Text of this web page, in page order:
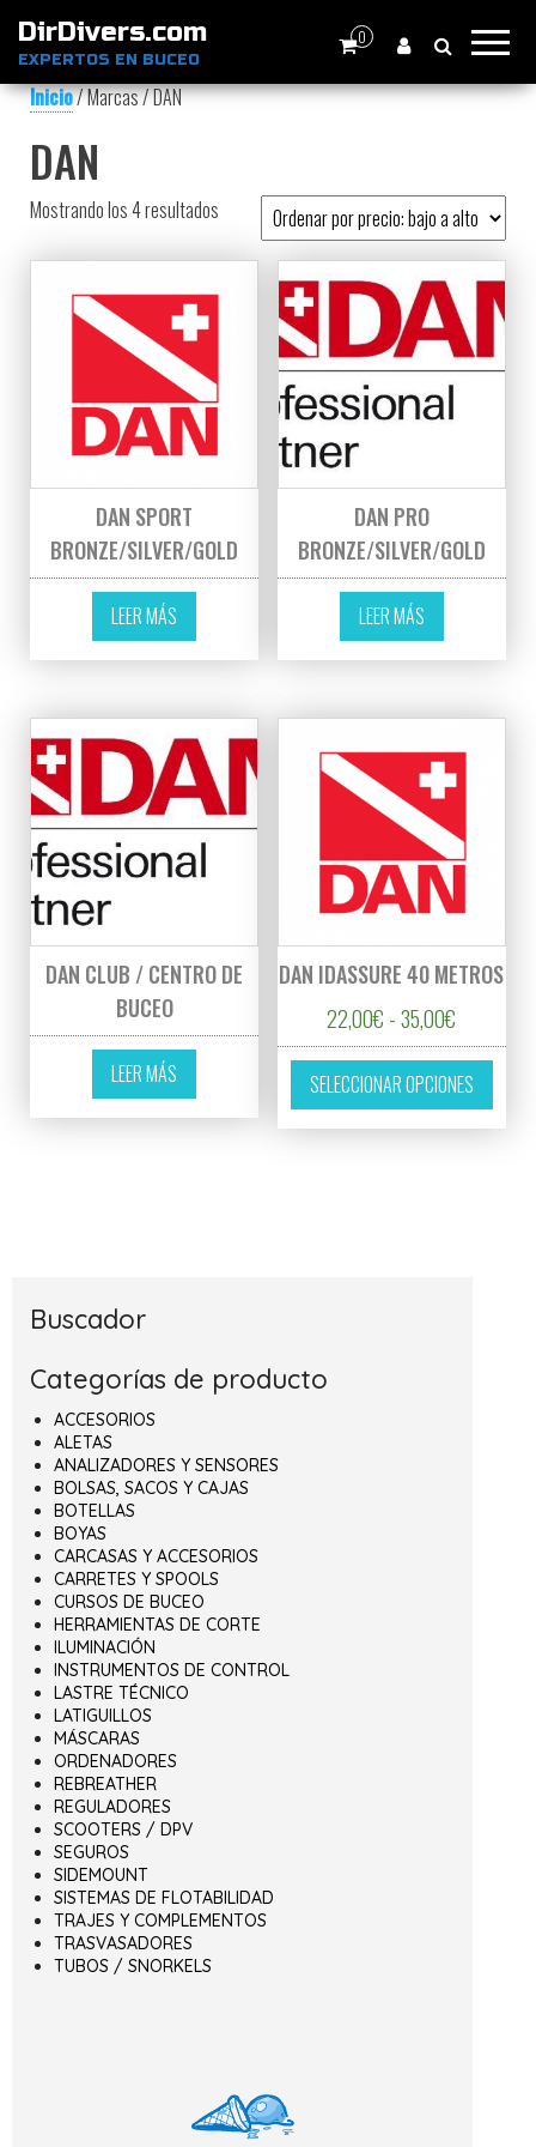
DirDivers.com
EXPERTOS EN BUCEO
0
Inicio/ Marcas / DAN
DAN
Mostrando los 4 resultados Ordenado por precio: bajo a alto
DAN SPORT
BRONZE/SILVER/GOLD
LEER MÁS
DAN PRO
BRONZE/SILVER/GOLD
LEER MÁS
DAN CLUB / CENTRO DE
BUCEO
LEER MÁS
DAN IDASSURE 40 METROS
22,00€ - 35,00€
SELECCIONAR OPCIONES
Este
Buscador
Categorías de producto
ACCESORIOS
ALETAS
ANALIZADORES Y SENSORES
BOLSAS, SACOS Y CAJAS
BOTELLAS
BOYAS
CARCASAS Y ACCESORIOS
CARRETES Y SPOOLS
CURSOS DE BUCEO
HERRAMIENTAS DE CORTE
ILUMINACIÓN
INSTRUMENTOS DE CONTROL
LASTRE TÉCNICO
LATIGUILLOS
MÁSCARAS
ORDENADORES
REBREATHER
REGULADORES
SCOOTERS / DPV
SEGUROS
SIDEMOUNT
SISTEMAS DE FLOTABILIDAD
TRAJES Y COMPLEMENTOS
TRASVASADORES
TUBOS / SNORKELS